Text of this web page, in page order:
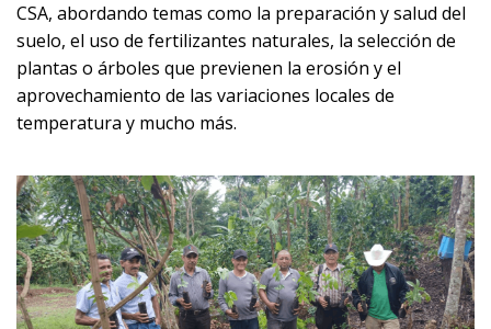
CSA, abordando temas como la preparación y salud del
suelo, el uso de fertilizantes naturales, la selección de
plantas o árboles que previenen la erosión y el
aprovechamiento de las variaciones locales de
temperatura y mucho más.